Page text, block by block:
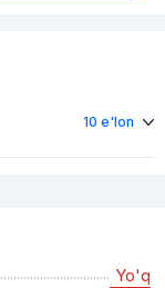
10 e'lon
Yo'q